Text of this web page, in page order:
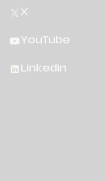
X
YouTube
Linkedin